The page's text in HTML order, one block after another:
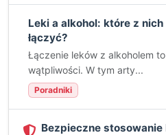
Leki a alkohol: które z
łączyć?
Łączenie leków z alkoholem
wątpliwości. W tym arty...
Poradniki
Bezpieczne stosowanie